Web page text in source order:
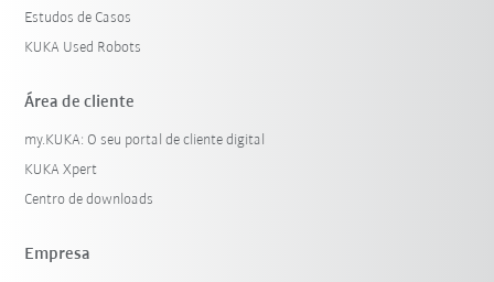
Estudos de Casos
KUKA Used Robots
Área de cliente
my.KUKA: O seu portal de cliente digital
KUKA Xpert
Centro de downloads
Empresa